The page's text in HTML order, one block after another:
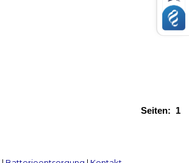
Seiten: 1